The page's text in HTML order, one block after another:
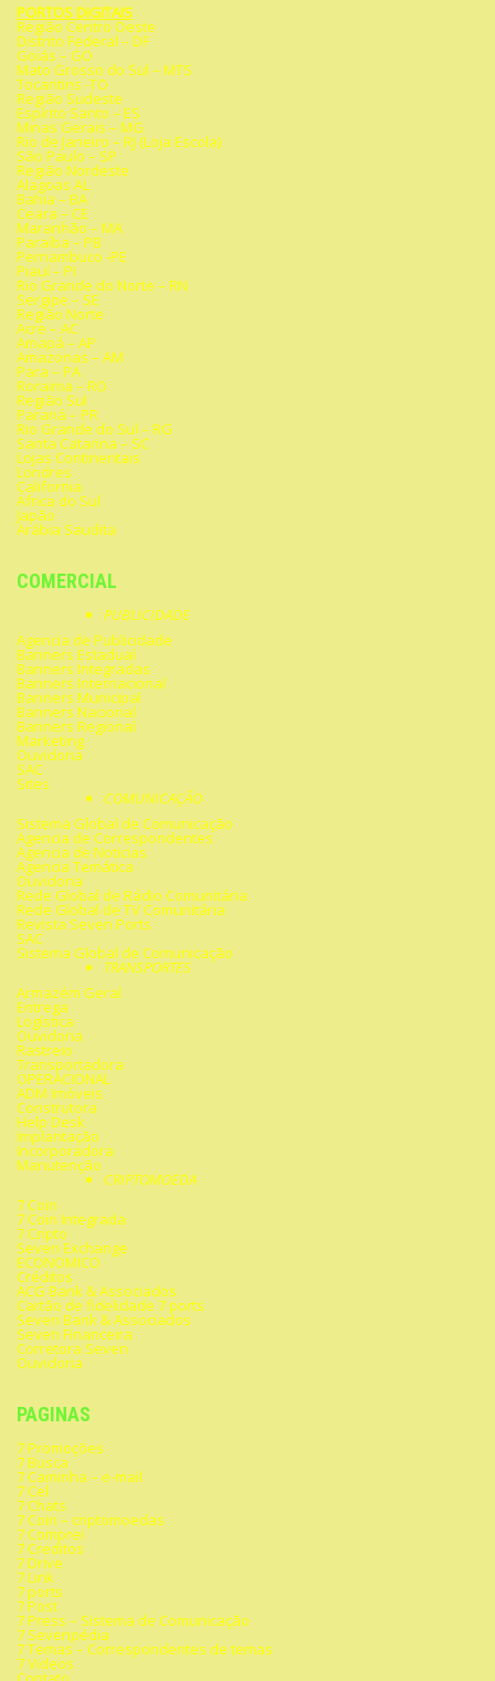
PORTOS DIGITAIS
Região Centro Oeste
Distrito Federal – DF
Goiás – GO
Mato Grosso do Sul – MTS
Tocantins -TO
Região Sudeste
Espírito Santo – ES
Minas Gerais – MG
Rio de Janeiro – RJ (Loja Escola)
São Paulo – SP
Região Nordeste
Alagoas AL
Bahia – BA
Ceara – CE
Maranhão – MA
Paraíba – PB
Pernambuco -PE
Piauí – PI
Rio Grande do Norte – RN
Sergipe – SE
Região Norte
Acre – AC
Amapá – AP
Amazonas – AM
Para – PA
Roraima – RO
Região Sul
Paraná – PR
Rio Grande do Sul – RG
Santa Catarina – SC
Lojas Continentais
Londres
California
África do Sul
Japão
Arábia Saudita
COMERCIAL
PUBLICIDADE
Agencia de Publicidade
Banners Estadual
Banners Integradas
Banners Internacional
Banners Municipal
Banners Nacional
Banners Regional
Marketing
Ouvidoria
SAC
Sites
COMUNICAÇÃO
Sistema Global de Comunicação
Agencia de Correspondentes
Agencia de Noticias
Agencia Temática
Ouvidoria
Rede Global de Rádio Comunitária
Rede Global de TV Comunitária
Revista Seven Ports
SAC
Sistema Global de Comunicação
TRANSPORTES
Armazém Geral
Entrega
Logística
Ouvidoria
Rastreio
Transportadora
OPERACIONAL
ADM Imóveis
Construtora
Help Desk
Implantação
Incorporadora
Manutenção
CRIPTOMOEDA
7 Coin
7 Coin Integrada
7 Cripto
Seven Exchange
ECONOMICO
Créditos
ACG Bank & Associados
Cartão de fidelidade 7 ports
Seven Bank & Associados
Seven Financeira
Corretora Seven
Ouvidoria
PAGINAS
7 Promoções
7 Busca
7 Caminha – e-mail
7 Cel
7 Chats
7 Coin – criptomoedas
7 Comprei
7 Creditos
7 Drive
7 Link
7 ports
7 Post
7 Press – Sistema de Comunicação
7 Sevenpédia
7 Temas – Correspondentes de temas
7 Videos